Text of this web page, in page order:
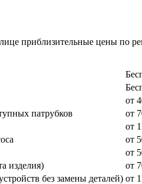
приблизительные цены по
от
патрубков
от
от
от
от
изделия)
от
без замены деталей) от